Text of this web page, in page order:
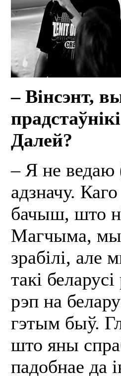
– Вінсэнт,
Далей?
– Я не ведаю
адзначу.
бачыш, што
Магчыма, мы
зрабілі, але
такі
рэп на
гэтым быў.
што яны
падобнае да